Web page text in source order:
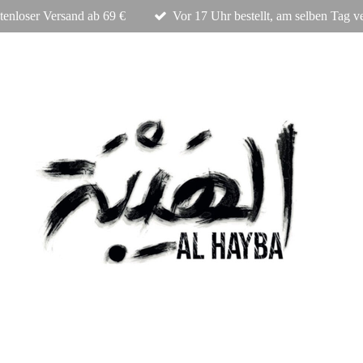
Versand ab 69 € Vor 17 Uhr bestellt, am selben Tag